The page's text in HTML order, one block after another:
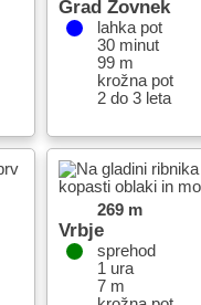
Grad Žovnek
lahka pot
30 minut
99 m
krožna pot
2 do 3 leta
269 m
Vrbje
sprehod
1 ura
7 m